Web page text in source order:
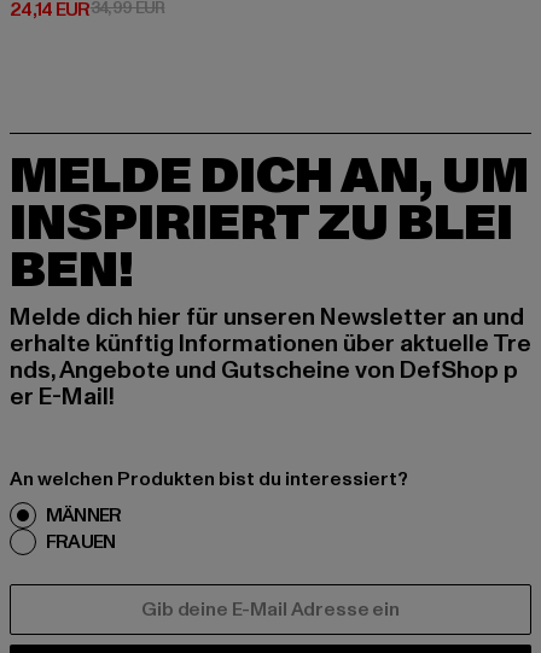
24,14 EUR
Derzeitiger Preis: 24,14 EUR
34,99 EURAktionspreis: 34,99 EUR
MELDE DICH AN, UM
INSPIRIERT ZU BLEI
BEN!
Melde dich hier für unseren Newsletter an und
erhalte künftig Informationen über aktuelle Tre
nds, Angebote und Gutscheine von DefShop p
er E-Mail!
An welchen Produkten bist du interessiert?
MÄNNER
FRAUEN